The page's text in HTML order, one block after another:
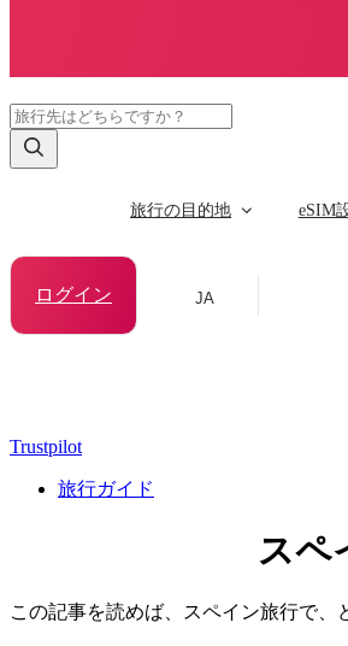
旅行の目的地 eSIM
ログイン JA
Trustpilot
旅行ガイド
スペ
この記事を読めば、スペイン旅行で、